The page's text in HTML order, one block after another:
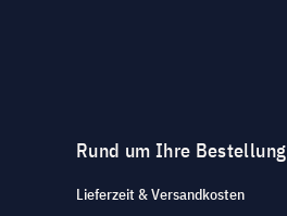
Rund um Ihre Bestellung
Lieferzeit & Versandkosten